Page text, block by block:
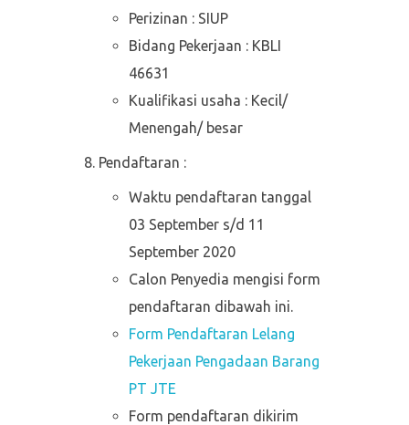
Perizinan : SIUP
Bidang Pekerjaan : KBLI
46631
Kualifikasi usaha : Kecil/
Menengah/ besar
Pendaftaran :
Waktu pendaftaran tanggal
03 September s/d 11
September 2020
Calon Penyedia mengisi form
pendaftaran dibawah ini.
Form Pendaftaran Lelang
Pekerjaan Pengadaan Barang
PT JTE
Form pendaftaran dikirim